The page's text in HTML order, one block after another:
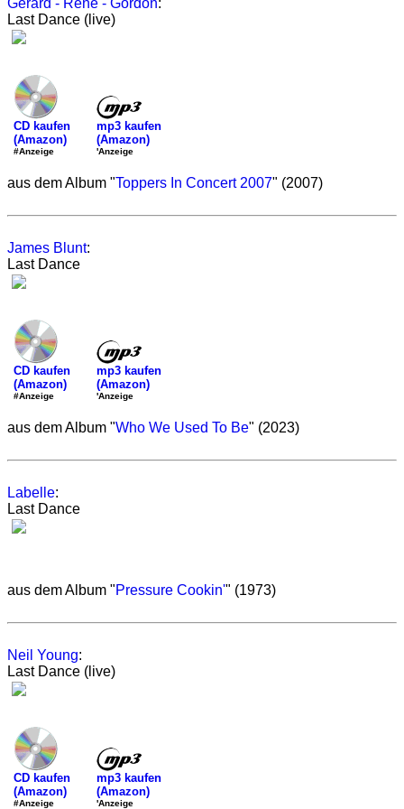
Gerard - Rene - Gordon:
Last Dance (live)
CD kaufen
(Amazon)
#Anzeige
mp3 kaufen
(Amazon)
'Anzeige
aus dem Album "Toppers In Concert 2007" (2007)
James Blunt:
Last Dance
CD kaufen
(Amazon)
#Anzeige
mp3 kaufen
(Amazon)
'Anzeige
aus dem Album "Who We Used To Be" (2023)
Labelle:
Last Dance
aus dem Album "Pressure Cookin'" (1973)
Neil Young:
Last Dance (live)
CD kaufen
(Amazon)
#Anzeige
mp3 kaufen
(Amazon)
'Anzeige